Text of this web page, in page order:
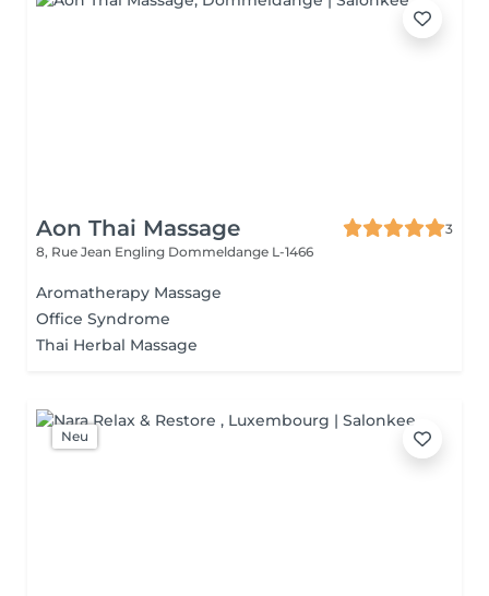
Aon Thai Massage
3
8, Rue Jean Engling Dommeldange L-1466
Aromatherapy Massage
Office Syndrome
Thai Herbal Massage
Neu